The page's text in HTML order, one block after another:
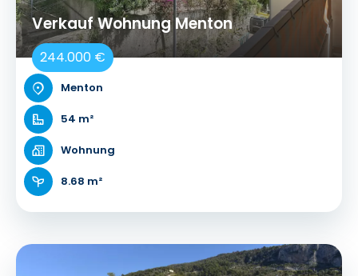
Verkauf Wohnung Menton
244.000 €
Menton
54 m²
Wohnung
8.68 m²